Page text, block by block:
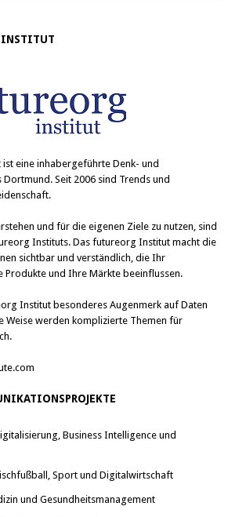
INSTITUT
ist eine inhabergeführte Denk- und
Seit 2006 sind Trends und
und für die eigenen Ziele zu nutzen, sind
Instituts. Das futureorg Institut macht die
sichtbar und verständlich, die Ihr
Produkte und Ihre Märkte beeinflussen.
Institut besonderes Augenmerk auf Daten
Weise werden komplizierte Themen für
Business Intelligence und
Sport und Digitalwirtschaft
und Gesundheitsmanagement